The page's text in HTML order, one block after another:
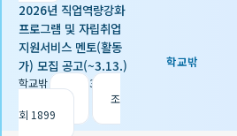
2026년 직업역량강화
프로그램 및 자립취업
지원서비스 멘토(활동
가) 모집 공고(~3.13.)
학교밖| 2026.03.05
조
회 1899
학교밖